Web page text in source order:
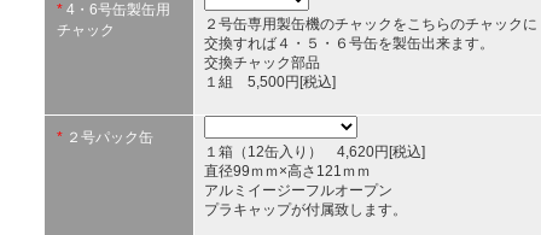
* 4・6号缶製缶用
チャック
２号缶専用製缶機のチャックをこちらのチャックに
交換すれば４・５・６号缶を製缶出来ます。
交換チャック部品
１組 5,500円[税込]
* ２号パック缶
１箱（12缶入り） 4,620円[税込]
直径99ｍｍ×高さ121ｍｍ
アルミイージーフルオープン
プラキャップが付属致します。